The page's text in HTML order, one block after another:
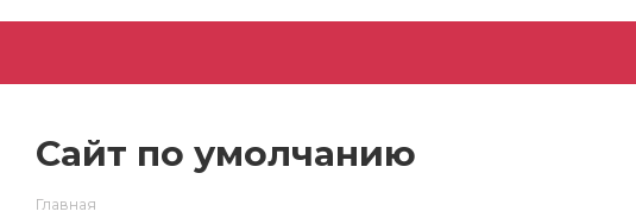
Сайт по умолчанию
Главная